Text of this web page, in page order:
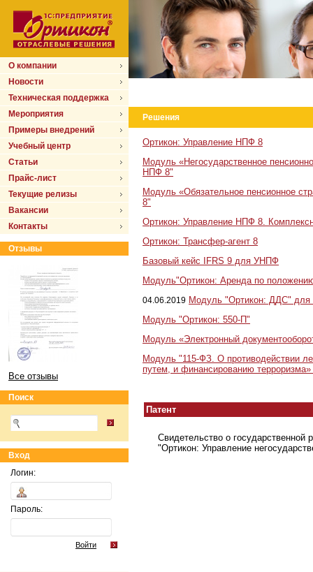
О компании
Новости
Техническая поддержка
Мероприятия
Примеры внедрений
Учебный центр
Статьи
Прайс-лист
Текущие релизы
Вакансии
Контакты
Отзывы
Все отзывы
Поиск
Вход
Логин:
Пароль:
Войти
Решения
Ортикон: Управление НПФ 8
Модуль «Негосударственное
НПФ 8"
Модуль «Обязательное пенсионное
8"
Ортикон: Управление НПФ 8.
Ортикон: Трансфер-агент 8
Базовый кейс IFRS 9 для УНПФ
Модуль"Ортикон: Аренда по
04.06.2019 Модуль "Ортикон: ДДС" для
Модуль "Ортикон: 550-П"
Модуль «Электронный
Модуль "115-ФЗ. О противодействии
путем, и финансированию
Патент
Свидетельство о
"Ортикон: Управление